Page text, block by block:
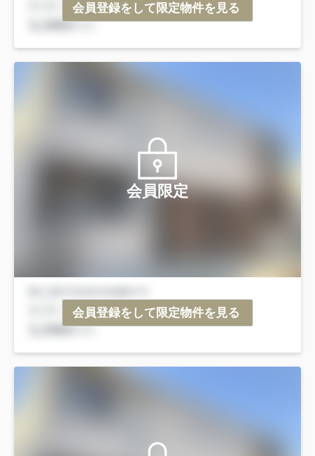
会員登録をして限定物件を見る
会員限定
会員登録をして限定物件を見る